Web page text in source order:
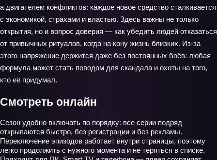
а двигателем конфликтов: каждое новое средство сталкивается
с экономикой, страхами и властью. Здесь важны не только
открытия, но и вопрос доверия — как убедить людей отказаться
от привычных ритуалов, когда на кону жизнь близких. Из-за
этого напряжение держится даже без постоянных боёв: любая
формула может стать поводом для скандала и охоты на того,
кто её придумал.
Смотреть онлайн
Сезон удобно включать по порядку: все серии подряд
открываются быстро, без регистрации и без рекламы.
Переключение эпизодов работает внутри страницы, поэтому
легко продолжить с нужного момента и не теряться в списке.